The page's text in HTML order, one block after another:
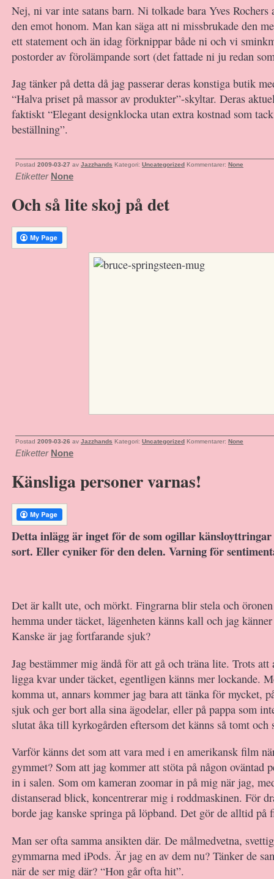
Nej, ni var inte satans barn. Ni tolkade bara Yves Rochers
den emot honom. Man kan säga att ni missbrukade den
ett statement och än idag förknippar både ni och vi
postorder av förolämpande sort (det fattade ni ju redan
Jag tänker på detta då jag passerar deras konstiga butik
“Halva priset på massor av produkter”-skyltar. Deras
faktiskt “Elegant designklocka utan extra kostnad som
beställning”.
Postad 2009-03-27 av Jazzhands Kategori: Uncategorized Kommentarer: None
Etiketter None
Och så lite skoj på det
Postad 2009-03-26 av Jazzhands Kategori: Uncategorized Kommentarer: None
Etiketter None
Känsliga personer varnas!
Detta inlägg är inget för de som ogillar känsloyttringar
sort. Eller cyniker för den delen. Varning för
Det är kallt ute, och mörkt. Fingrarna blir stela och
hemma under täcket, lägenheten känns kall och jag
Kanske är jag fortfarande sjuk?
Jag bestämmer mig ändå för att gå och träna lite. Trots att
ligga kvar under täcket, egentligen känns mer lockande.
komma ut, annars kommer jag bara att tänka för mycket,
sjuk och ger bort alla sina ägodelar, eller på pappa som
slutat åka till kyrkogården eftersom det känns så tomt och
Varför känns det som att vara med i en amerikansk film
gymmet? Som att jag kommer att stöta på någon oväntad
in i salen. Som om kameran zoomar in på mig när jag,
distanserad blick, koncentrerar mig i roddmaskinen. För
borde jag kanske springa på löpband. Det gör de alltid på
Man ser ofta samma ansikten där. De målmedvetna,
gymmarna med iPods. Är jag en av dem nu? Tänker de
när de ser mig där? “Hon går ofta hit”.